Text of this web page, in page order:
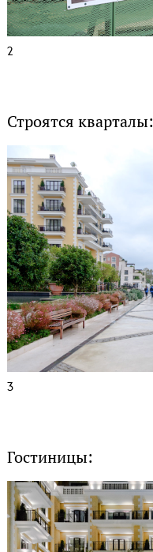
2
Строятся кварталы:
3
Гостиницы: